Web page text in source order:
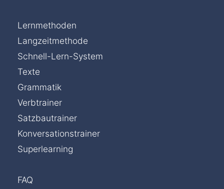
Lernmethoden
Langzeitmethode
Schnell-Lern-System
Texte
Grammatik
Verbtrainer
Satzbautrainer
Konversationstrainer
Superlearning
FAQ